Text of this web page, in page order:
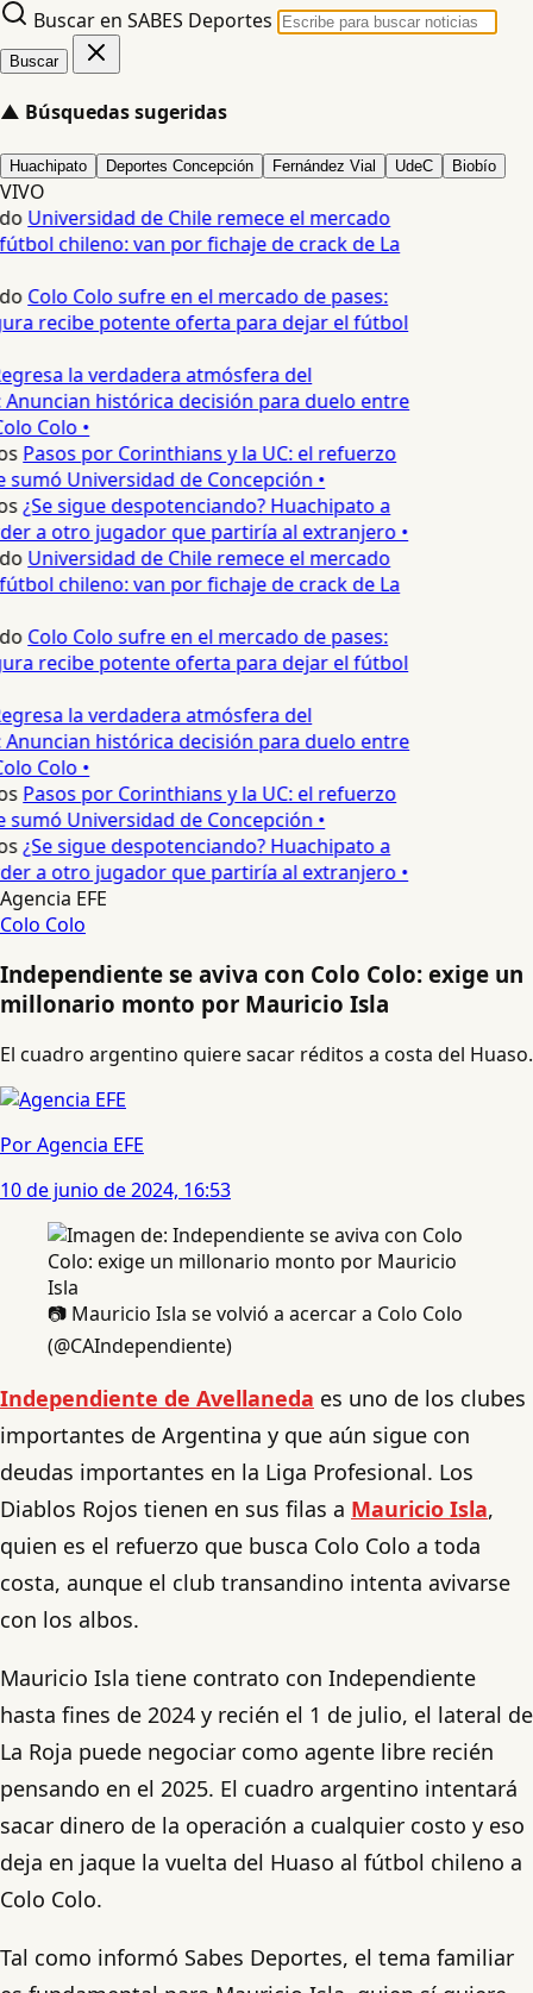
Buscar en SABES Deportes
Buscar
▲ Búsquedas sugeridas
Huachipato Deportes Concepción Fernández Vial UdeC Biobío
VIVO
Universidad de Chile remece el mercado
chileno: van por fichaje de crack de La
Colo Colo sufre en el mercado de pases:
recibe potente oferta para dejar el fútbol
la verdadera atmósfera del
histórica decisión para duelo entre
Colo •
Pasos por Corinthians y la UC: el refuerzo
Universidad de Concepción •
¿Se sigue despotenciando? Huachipato a
a otro jugador que partiría al extranjero •
Universidad de Chile remece el mercado
chileno: van por fichaje de crack de La
Colo Colo sufre en el mercado de pases:
recibe potente oferta para dejar el fútbol
la verdadera atmósfera del
histórica decisión para duelo entre
Colo •
Pasos por Corinthians y la UC: el refuerzo
Universidad de Concepción •
¿Se sigue despotenciando? Huachipato a
a otro jugador que partiría al extranjero •
Agencia EFE
Colo Colo
Independiente se aviva con Colo Colo: exige un
millonario monto por Mauricio Isla
El cuadro argentino quiere sacar réditos a costa del Huaso.
Por Agencia EFE
10 de junio de 2024, 16:53
📷 Mauricio Isla se volvió a acercar a Colo Colo
(@CAIndependiente)
Independiente de Avellaneda es uno de los clubes
importantes de Argentina y que aún sigue con
deudas importantes en la Liga Profesional. Los
Diablos Rojos tienen en sus filas a Mauricio Isla,
quien es el refuerzo que busca Colo Colo a toda
costa, aunque el club transandino intenta avivarse
con los albos.
Mauricio Isla tiene contrato con Independiente
hasta fines de 2024 y recién el 1 de julio, el lateral de
La Roja puede negociar como agente libre recién
pensando en el 2025. El cuadro argentino intentará
sacar dinero de la operación a cualquier costo y eso
deja en jaque la vuelta del Huaso al fútbol chileno a
Colo Colo.
Tal como informó Sabes Deportes, el tema familiar